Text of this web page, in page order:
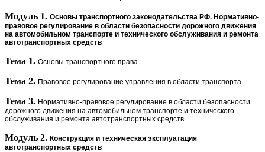
Модуль 1. Основы транспортного законодательства РФ. Нормативно-
правовое регулирование в области безопасности дорожного движения
на автомобильном транспорте и технического обслуживания и ремонта
автотранспортных средств
Тема 1. Основы транспортного права
Тема 2. Правовое регулирование управления в области транспорта
Тема 3. Нормативно-правовое регулирование в области безопасности
дорожного движения на автомобильном транспорте и технического
обслуживания и ремонта автотранспортных средств
Модуль 2. Конструкция и техническая эксплуатация
автотранспортных средств